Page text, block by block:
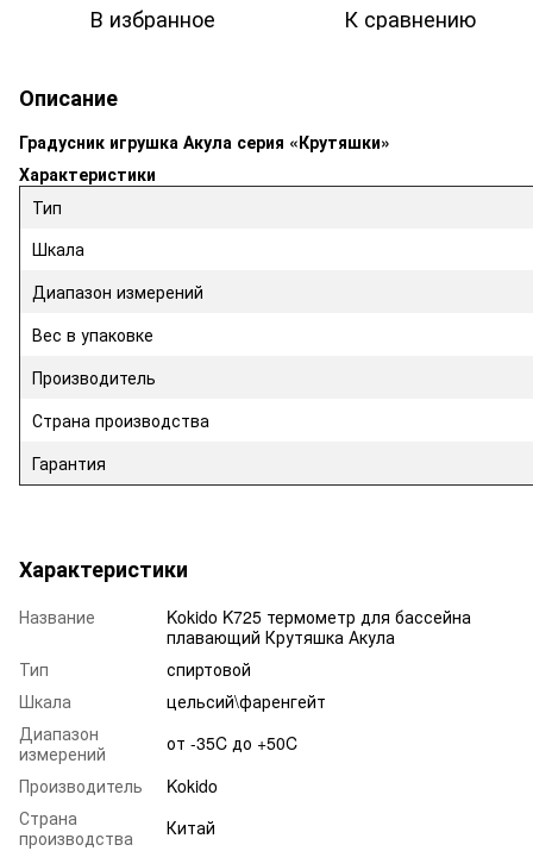
В избранное К сравнению
Описание
Градусник игрушка Акула серия «Крутяшки»
Характеристики
Тип
Шкала
Диапазон измерений
Вес в упаковке
Производитель
Страна производства
Гарантия
Характеристики
Название
Kokido K725 термометр для бассейна
плавающий Крутяшка Акула
Тип
спиртовой
Шкала
цельсий\фаренгейт
Диапазон
измерений
от -35C до +50C
Производитель
Kokido
Страна
производства
Китай